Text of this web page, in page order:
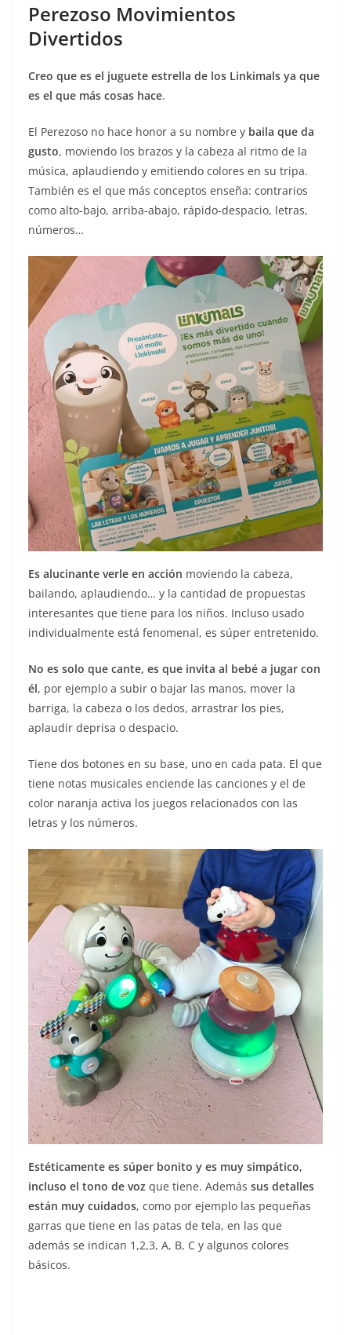
Perezoso Movimientos
Divertidos
Creo que es el juguete estrella de los Linkimals ya que
es el que más cosas hace.
El Perezoso no hace honor a su nombre y baila que da
gusto, moviendo los brazos y la cabeza al ritmo de la
música, aplaudiendo y emitiendo colores en su tripa.
También es el que más conceptos enseña: contrarios
como alto-bajo, arriba-abajo, rápido-despacio, letras,
números…
Es alucinante verle en acción moviendo la cabeza,
bailando, aplaudiendo… y la cantidad de propuestas
interesantes que tiene para los niños. Incluso usado
individualmente está fenomenal, es súper entretenido.
No es solo que cante, es que invita al bebé a jugar con
él, por ejemplo a subir o bajar las manos, mover la
barriga, la cabeza o los dedos, arrastrar los pies,
aplaudir deprisa o despacio.
Tiene dos botones en su base, uno en cada pata. El que
tiene notas musicales enciende las canciones y el de
color naranja activa los juegos relacionados con las
letras y los números.
Estéticamente es súper bonito y es muy simpático,
incluso el tono de voz que tiene. Además sus detalles
están muy cuidados, como por ejemplo las pequeñas
garras que tiene en las patas de tela, en las que
además se indican 1,2,3, A, B, C y algunos colores
básicos.